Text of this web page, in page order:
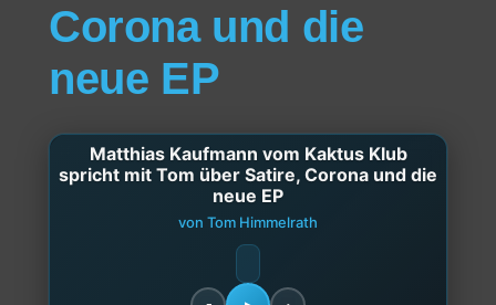
Corona und die
neue EP
Matthias Kaufmann vom Kaktus Klub
spricht mit Tom über Satire, Corona und die
neue EP
von Tom Himmelrath